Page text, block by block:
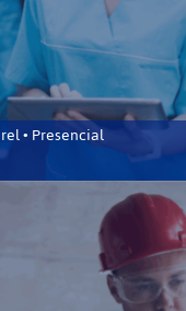
• Presencial